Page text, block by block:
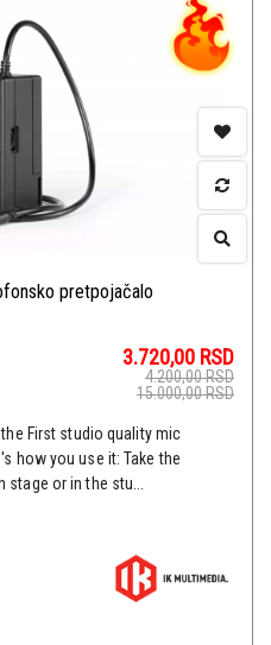
pretpojačalo
3.720,00 RSD
4.200,00RSD
15.000,00RSD
First studio quality mic
how you use it: Take the
or in the stu...